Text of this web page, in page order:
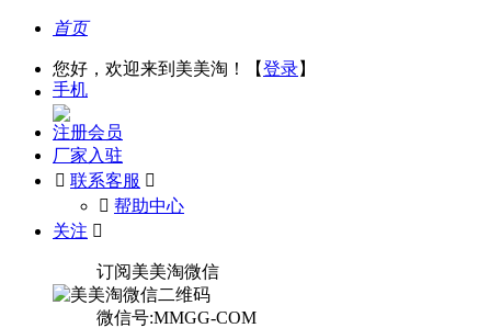
首页
您好，欢迎来到美美淘！【登录】
手机
注册会员
厂家入驻
 联系客服 
󰅃 帮助中心
关注 
订阅美美淘微信
微信号:MMGG-COM